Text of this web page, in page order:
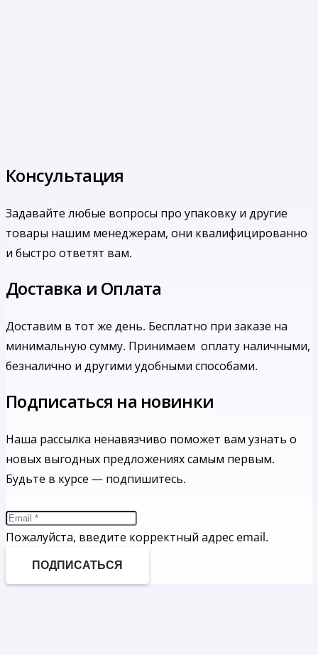
Консультация
Задавайте любые вопросы про упаковку и другие
товары нашим менеджерам, они квалифицированно
и быстро ответят вам.
Доставка и Оплата
Доставим в тот же день. Бесплатно при заказе на
минимальную сумму. Принимаем оплату наличными,
безналично и другими удобными способами.
Подписаться на новинки
Наша рассылка ненавязчиво поможет вам узнать о
новых выгодных предложениях самым первым.
Будьте в курсе — подпишитесь.
Пожалуйста, введите корректный адрес email.
ПОДПИСАТЬСЯ